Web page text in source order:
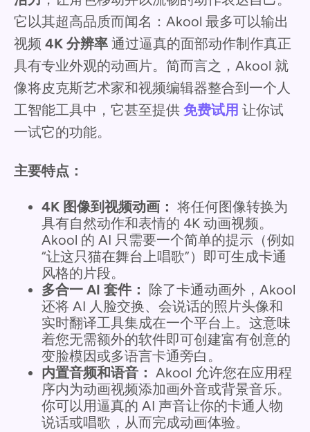
它以其超高品质而闻名：Akool 最多可以输出
视频 4K 分辨率 通过逼真的面部动作制作真正
具有专业外观的动画片。简而言之，Akool 就
像将皮克斯艺术家和视频编辑器整合到一个人
工智能工具中，它甚至提供 免费试用 让你试
一试它的功能。
主要特点：
4K 图像到视频动画： 将任何图像转换为
具有自然动作和表情的 4K 动画视频。
Akool 的 AI 只需要一个简单的提示（例如
“让这只猫在舞台上唱歌”）即可生成卡通
风格的片段。
多合一 AI 套件： 除了卡通动画外，Akool
还将 AI 人脸交换、会说话的照片头像和
实时翻译工具集成在一个平台上。这意味
着您无需额外的软件即可创建富有创意的
变脸模因或多语言卡通旁白。
内置音频和语音： Akool 允许您在应用程
序内为动画视频添加画外音或背景音乐。
你可以用逼真的 AI 声音让你的卡通人物
说话或唱歌，从而完成动画体验。